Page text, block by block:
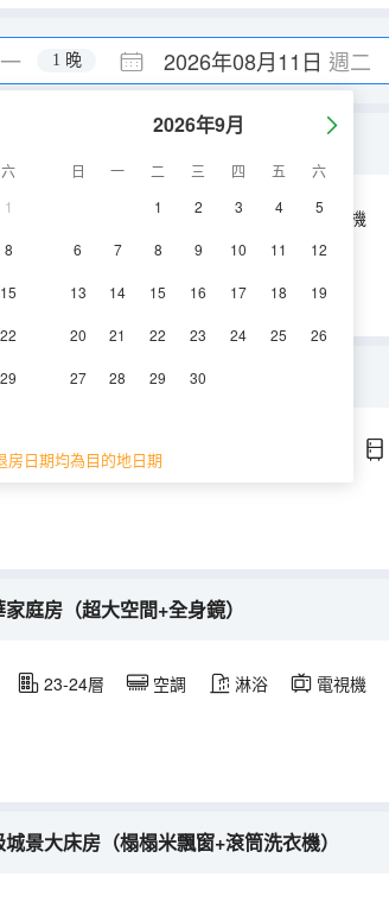
2026年08月11日 週二
1 晚
六
1
8
15
22
29
2026年9月
日 一 二 三 四 五
六
1
2 3 4 5
6 7 8 9 10 11 12
13 14 15 16 17 18 19
20 21 22 23 24 25 26
27 28 29 30
房日期均為目的地日期
房（獨立空調+放鬆身心）
空調 淋浴 電視機
床房（璀璨夜景+現代設計）
23層 空調
庭房（超大空間+全身鏡）
23-24層 空調 淋浴 電視機
景大床房（榻榻米飄窗+滾筒洗衣機）